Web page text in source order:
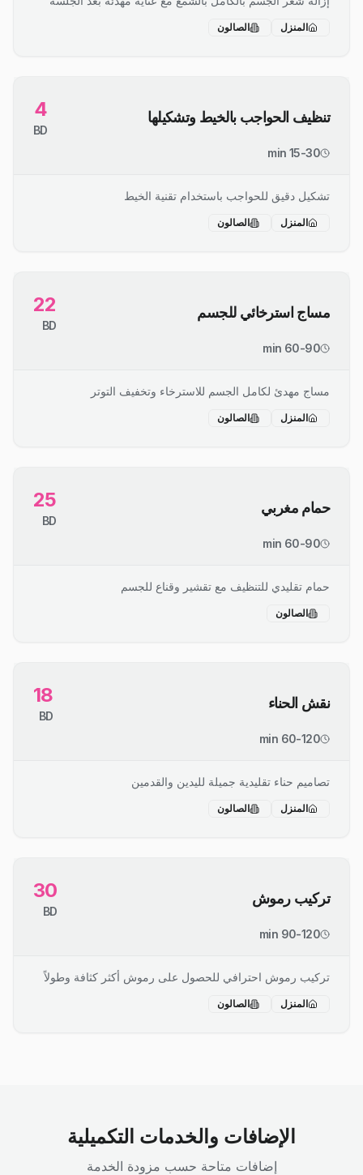
المنزل الصالون
تنظيف الحواجب بالخيط وتشكيلها 4
BD
15-30 min
تشكيل دقيق للحواجب باستخدام تقنية الخيط
المنزل الصالون
مساج استرخائي للجسم 22
BD
60-90 min
مساج مهدئ لكامل الجسم للاسترخاء وتخفيف التوتر
المنزل الصالون
حمام مغربي 25
BD
60-90 min
حمام تقليدي للتنظيف مع تقشير وقناع للجسم
الصالون
نقش الحناء 18
BD
60-120 min
تصاميم حناء تقليدية جميلة لليدين والقدمين
المنزل الصالون
تركيب رموش 30
BD
90-120 min
تركيب رموش احترافي للحصول على رموش أكثر كثافة وطولاً
المنزل الصالون
الإضافات والخدمات التكميلية
إضافات متاحة حسب مزودة الخدمة